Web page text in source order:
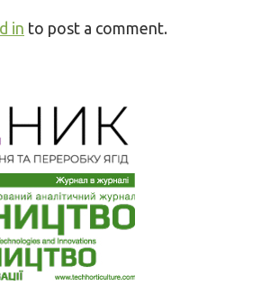
in to post a comment.